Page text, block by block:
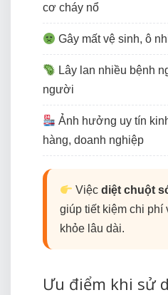
cơ cháy nổ
Gây mất vệ sinh, ô
Lây lan nhiều bệnh
người
Ảnh hưởng uy tín
hàng, doanh nghiệp
Việcdiệt chuột
giúp tiết kiệm chi phí
khỏe lâu dài.
Ưu điểm khi sử